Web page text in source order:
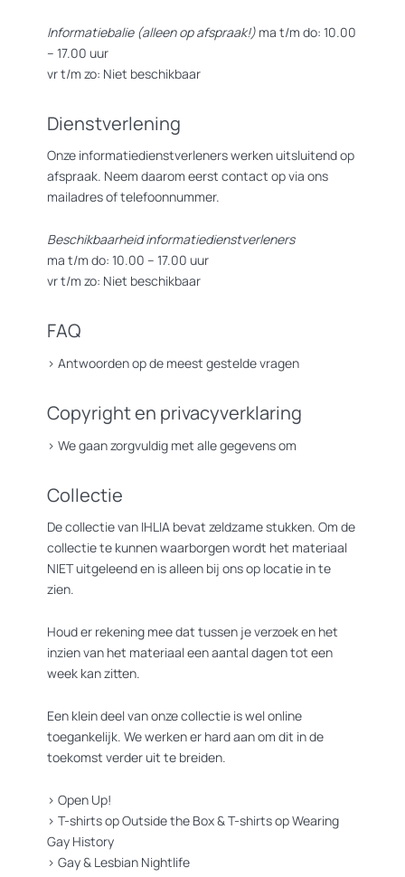
Informatiebalie (alleen op afspraak!) ma t/m do: 10.00
– 17.00 uur
vr t/m zo: Niet beschikbaar
Dienstverlening
Onze informatiedienstverleners werken uitsluitend op
afspraak. Neem daarom eerst contact op via ons
mailadres of telefoonnummer.
Beschikbaarheid informatiedienstverleners
ma t/m do: 10.00 – 17.00 uur
vr t/m zo: Niet beschikbaar
FAQ
> Antwoorden op de meest gestelde vragen
Copyright en privacyverklaring
> We gaan zorgvuldig met alle gegevens om
Collectie
De collectie van IHLIA bevat zeldzame stukken. Om de
collectie te kunnen waarborgen wordt het materiaal
NIET uitgeleend en is alleen bij ons op locatie in te
zien.
Houd er rekening mee dat tussen je verzoek en het
inzien van het materiaal een aantal dagen tot een
week kan zitten.
Een klein deel van onze collectie is wel online
toegankelijk. We werken er hard aan om dit in de
toekomst verder uit te breiden.
> Open Up!
> T-shirts op Outside the Box&T-shirts op Wearing
Gay History
> Gay & Lesbian Nightlife